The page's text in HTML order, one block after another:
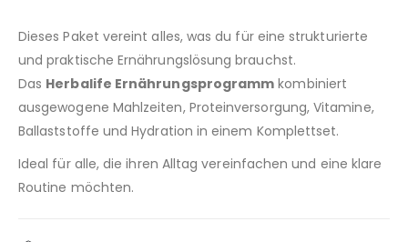
Dieses Paket vereint alles, was du für eine strukturierte
und praktische Ernährungslösung brauchst.
Das Herbalife Ernährungsprogramm kombiniert
ausgewogene Mahlzeiten, Proteinversorgung, Vitamine,
Ballaststoffe und Hydration in einem Komplettset.
Ideal für alle, die ihren Alltag vereinfachen und eine klare
Routine möchten.